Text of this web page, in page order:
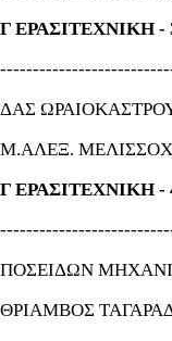
Γ ΕΡΑΣΙΤΕΧΝΙΚΗ -
ΔΑΣ
Μ.ΑΛΕΞ.
Γ ΕΡΑΣΙΤΕΧΝΙΚΗ -
ΠΟΣΕΙΔΩΝ
ΘΡΙΑΜΒΟΣ